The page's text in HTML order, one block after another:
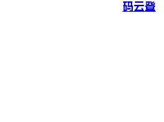
码云登